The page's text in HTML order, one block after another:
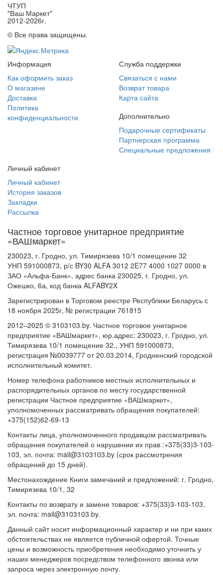
ЧТУП
"Ваш Маркет"
2012-2026г.
© Все права защищены.
Информация
Как оформить заказ
О магазине
Доставка
Политика
конфиденциальности
Служба поддержки
Связаться с нами
Возврат товара
Карта сайта
Дополнительно
Подарочные сертификаты
Партнерская программа
Специальные предложения
Личный кабинет
Личный кабинет
История заказов
Закладки
Рассылка
Частное торговое унитарное предприятие
«ВАШмаркет»
230023, г. Гродно, ул. Тимирязева 10/1 помещение 32
УНП 591000873, р/с BY30 ALFA 3012 2E77 4000 1027 0000 в
ЗАО «Альфа-Банк», адрес банка 230025, г. Гродно, ул.
Ожешко, 6а, код банка ALFABY2X
Зарегистрирован в Торговом реестре Республики Беларусь с
18 ноября 2025г, № регистрации 761815
2012–2025 © 3103103.by. Частное торговое унитарное
предприятие «ВАШмаркет», юр.адрес: 230023, г. Гродно, ул.
Тимирязева 10/1 помещение 32., УНП 591000873,
регистрация №0039777 от 20.03.2014, Гродненский городской
исполнительный комитет.
Номер телефона работников местных исполнительных и
распорядительных органов по месту государственной
регистрации Частное предприятие «ВАШмаркет»,
уполномоченных рассматривать обращения покупателей:
+375(152)62-69-13
Контакты лица, уполномоченного продавцом рассматривать
обращения покупателей о нарушении их прав :+375(33)3-103-
103, эл. почта: mail@3103103.by (срок рассмотрения
обращений до 15 дней).
Местонахождение Книги замечаний и предложений: г. Гродно,
Тимирязева 10/1, 32
Контакты по возврату и замене товаров: +375(33)3-103-103,
эл. почта: mail@3103103.by.
Данный сайт носит информационный характер и ни при каких
обстоятельствах не является публичной офертой. Точные
цены и возможность приобретения необходимо уточнить у
наших менеджеров посредством телефонного звонка или
запроса через электронную почту.